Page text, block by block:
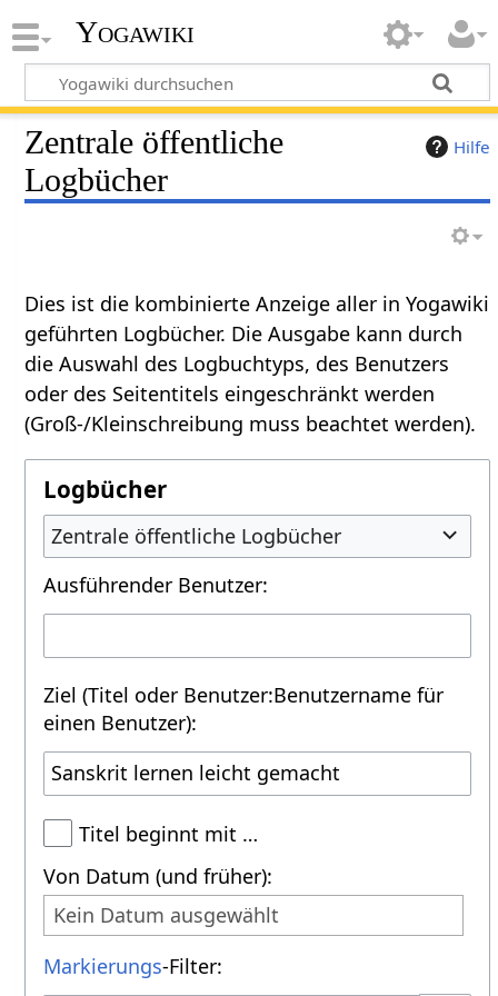
Yogawiki
Hilfe
Zentrale öffentliche
Logbücher
Dies ist die kombinierte Anzeige aller in Yogawiki
geführten Logbücher. Die Ausgabe kann durch
die Auswahl des Logbuchtyps, des Benutzers
oder des Seitentitels eingeschränkt werden
(Groß-/Kleinschreibung muss beachtet werden).
Logbücher
Zentrale öffentliche Logbücher
Ausführender Benutzer:
Ziel (Titel oder Benutzer:Benutzername für
einen Benutzer):
Titel beginnt mit …
Von Datum (und früher):
Kein Datum ausgewählt
Markierungs-Filter: